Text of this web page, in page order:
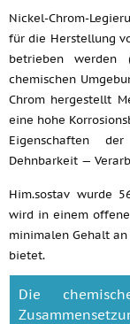
Nickel-Chrom-
für die Herstellung
betrieben werden
chemischen
Chrom hergestellt
eine hohe
Eigenschaften
Dehnbarkeit —
Him.sostav wurde
wird in einem
minimalen Gehalt
bietet.
Die